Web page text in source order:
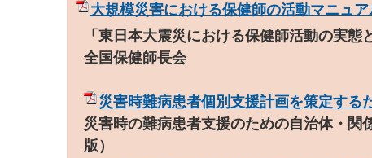
大規模災害における保健師の活動マニュア
「東日本大震災における保健師活動の実
全国保健師長会
災害時難病患者個別支援計画を策定する
災害時の難病患者支援のための自治体・
版）